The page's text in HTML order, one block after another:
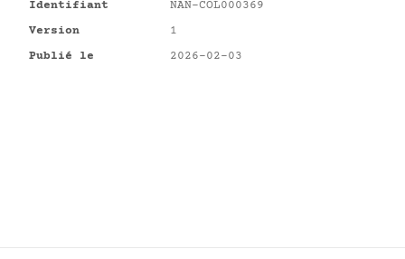
Identifiant
NAN-COL000369
Version
1
Publié le
2026-02-03